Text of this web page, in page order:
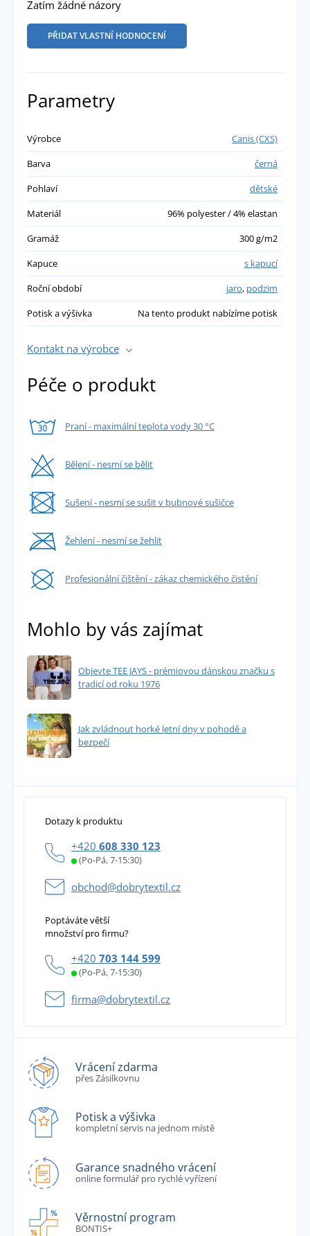
Zatím žádné názory
PŘIDAT VLASTNÍ HODNOCENÍ
Parametry
Výrobce
Canis (CXS)
Barva
černá
Pohlaví
dětské
Materiál
96% polyester / 4% elastan
Gramáž
300 g/m2
Kapuce
s kapucí
Roční období
jaro, podzim
Potisk a výšivka
Na tento produkt nabízíme potisk
Kontakt na výrobce
Péče o produkt
Praní - maximální teplota vody 30 °C
Bělení - nesmí se bělit
Sušení - nesmí se sušit v bubnové sušičce
Žehlení - nesmí se žehlit
Profesionální čištění - zákaz chemického čistění
Mohlo by vás zajímat
Objevte TEE JAYS - prémiovou dánskou značku s
tradicí od roku 1976
Jak zvládnout horké letní dny v pohodě a
bezpečí
Dotazy k produktu
+420 608 330 123
(Po-Pá, 7-15:30)
obchod@dobrytextil.cz
Poptáváte větší
množství pro firmu?
+420 703 144 599
(Po-Pá, 7-15:30)
firma@dobrytextil.cz
Vrácení zdarma
přes Zásilkovnu
Potisk a výšivka
kompletní servis na jednom místě
Garance snadného vrácení
online formulář pro rychlé vyřízení
Věrnostní program
BONTIS+